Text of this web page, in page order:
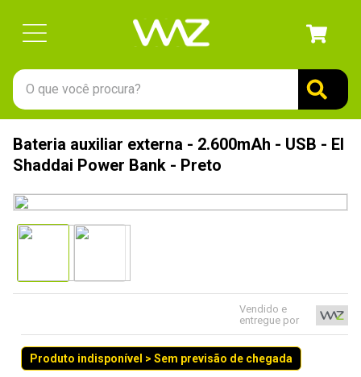
O que você procura?
Bateria auxiliar externa - 2.600mAh - USB - El
Shaddai Power Bank - Preto
Vendido e
entregue por
Produto indisponível > Sem previsão de chegada
1º
gabinete
3º
ssd
6º
mouse
8º
controle